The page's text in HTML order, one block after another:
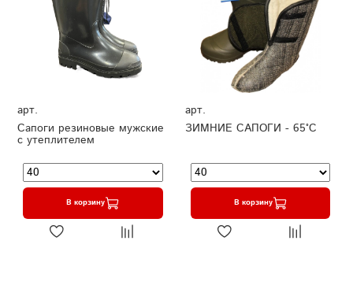
арт.
Сапоги резиновые мужские
с утеплителем
В корзину
арт.
ЗИМНИЕ САПОГИ - 65°C
В корзину